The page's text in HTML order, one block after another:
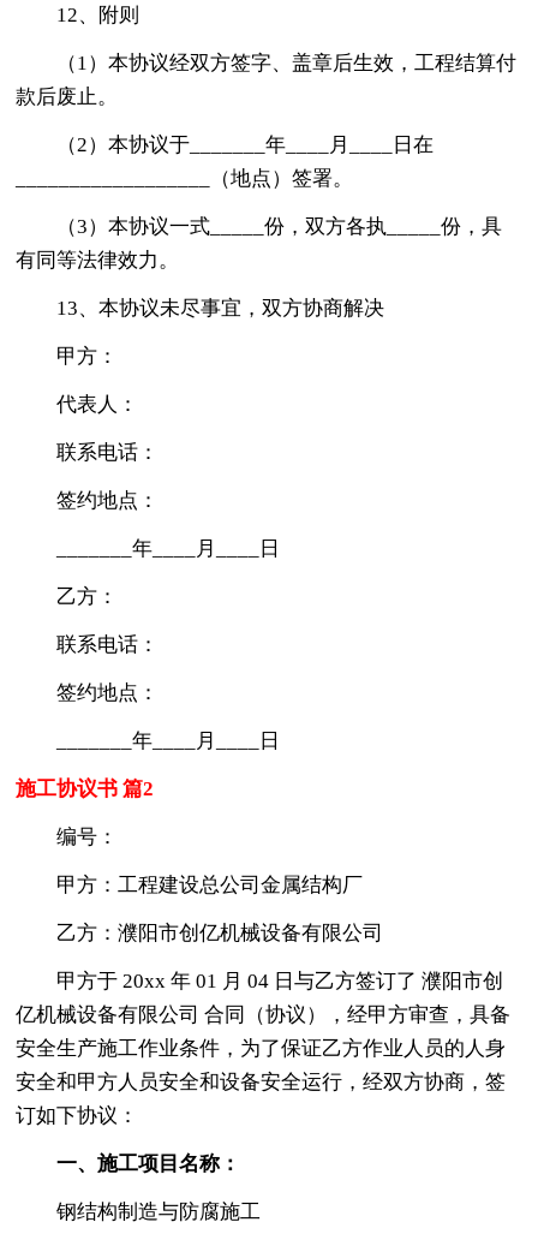
12、附则
（1）本协议经双方签字、盖章后生效，工程结算付
款后废止。
（2）本协议于_______年____月____日在
__________________（地点）签署。
（3）本协议一式_____份，双方各执_____份，具
有同等法律效力。
13、本协议未尽事宜，双方协商解决
甲方：
代表人：
联系电话：
签约地点：
_______年____月____日
乙方：
联系电话：
签约地点：
_______年____月____日
施工协议书 篇2
编号：
甲方：工程建设总公司金属结构厂
乙方：濮阳市创亿机械设备有限公司
甲方于 20xx 年 01 月 04 日与乙方签订了 濮阳市创
亿机械设备有限公司 合同（协议），经甲方审查，具备
安全生产施工作业条件，为了保证乙方作业人员的人身
安全和甲方人员安全和设备安全运行，经双方协商，签
订如下协议：
一、施工项目名称：
钢结构制造与防腐施工